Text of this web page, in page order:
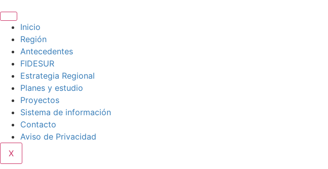
Inicio
Región
Antecedentes
FIDESUR
Estrategia Regional
Planes y estudio
Proyectos
Sistema de información
Contacto
Aviso de Privacidad
X